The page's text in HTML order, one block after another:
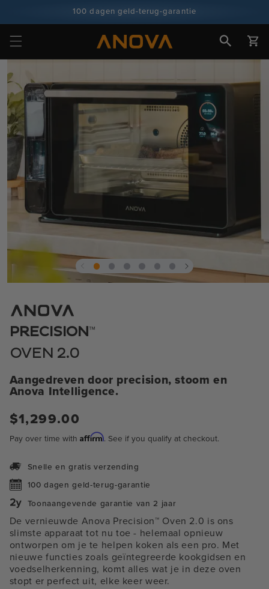
inhoud
100 dagen geld-terug-garantie
100+ miljoen koks en groeiend
in
PRECISION™
OVEN 2.0
Aangedreven door precision, stoom en
Anova Intelligence.
Normale
$1,299.00
Pay over time with Affirm. See if you qualify at checkout.
Snelle en gratis verzending
100 dagen geld-terug-garantie
Toonaangevende garantie van 2 jaar
De vernieuwde Anova Precision™ Oven 2.0 is ons
slimste apparaat tot nu toe- helemaal opnieuw
ontworpen om je te helpen koken als een pro. Met
nieuwe functies zoals geïntegreerde kookgidsen en
voedselherkenning, komt alles wat je in deze oven
stopt er perfect uit, elke keer weer.